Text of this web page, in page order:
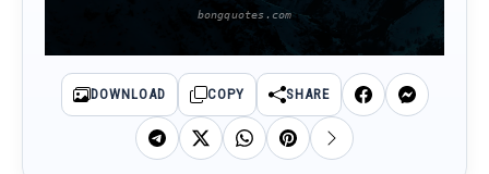
DOWNLOAD COPY SHARE